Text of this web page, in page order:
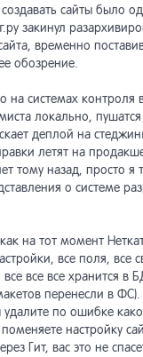
сайты было
закинул
временно
обозрение.
на системах контроля
локально,
деплой на
летят на
тому назад, просто я
о системе
на тот момент
все поля, все
все все хранится в
перенесли в ФС).
удалите по ошибке
настройку
Гит, вас это не